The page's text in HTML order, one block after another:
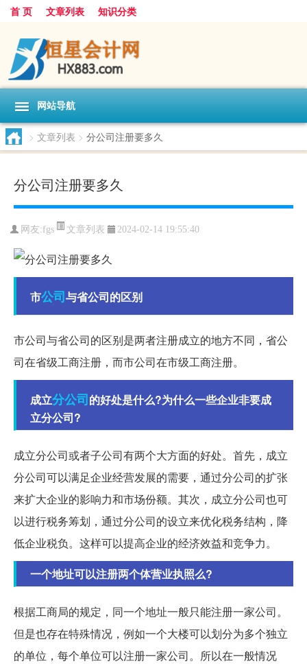
首 页 文章列表 知识分类
网站导航
> 文章列表 > 分公司注册要多久
分公司注册要多久
网友:fgs 文章列表 2024-02-14 19:55:40
市公司与省公司的区别
市公司与省公司的区别是两者注册成立的地方不同，省公
司在省级工商注册，而市公司在市级工商注册。
成立分公司的好处是什么?为什么一些企业非要成
立分公司?
成立分公司或者子公司有两个大方面的好处。首先，成立
分公司可以满足企业经营发展的需要，通过分公司的扩张
来扩大企业的影响力和市场份额。其次，成立分公司也可
以进行税务筹划，通过分公司的设立来优化税务结构，降
低企业税负。这样可以提高企业的经济效益和竞争力。
一个地址可以注册两个体营业执照么?
根据工商局的规定，同一个地址一般只能注册一家公司。
但是也存在特殊情况，例如一个大楼可以划分为多个独立
的单位，每个单位可以注册一家公司。所以在一般情况